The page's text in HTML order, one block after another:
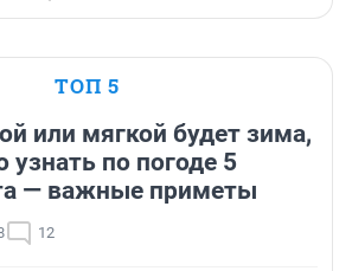
ТОП 5
или мягкой будет зима,
по погоде 5
— важные приметы
12